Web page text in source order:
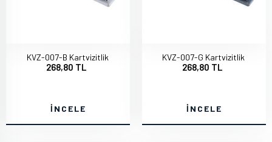
KVZ-007-B Kartvizitlik
268,80 TL
İNCELE
KVZ-007-G Kartvizitlik
268,80 TL
İNCELE